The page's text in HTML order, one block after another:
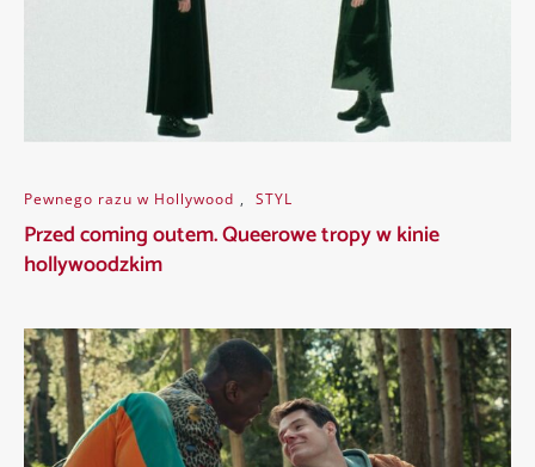
Pewnego razu w Hollywood , STYL
Przed coming outem. Queerowe tropy w kinie
hollywoodzkim